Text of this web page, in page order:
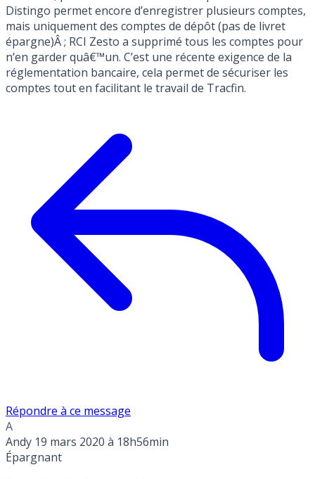
Distingo permet encore d’enregistrer plusieurs comptes,
mais uniquement des comptes de dépôt (pas de livret
épargne)Â ; RCI Zesto a supprimé tous les comptes pour
n’en garder quâ€™un. C’est une récente exigence de la
réglementation bancaire, cela permet de sécuriser les
comptes tout en facilitant le travail de Tracfin.
Répondre à ce message
A
Andy 19 mars 2020 à 18h56min
Épargnant